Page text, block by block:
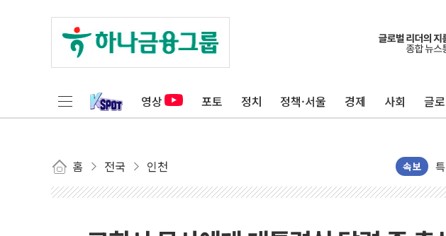
영상 포토 정치 정책·서울 경제 사회 글
홈 전국 인천 속보
[
[